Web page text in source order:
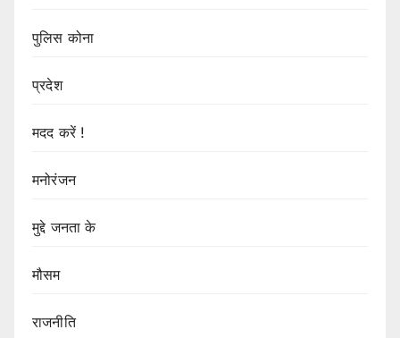
पुलिस कोना
प्रदेश
मदद करें !
मनोरंजन
मुद्दे जनता के
मौसम
राजनीति